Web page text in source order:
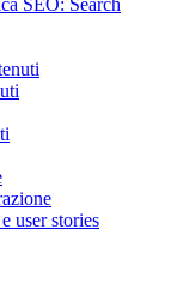
user stories